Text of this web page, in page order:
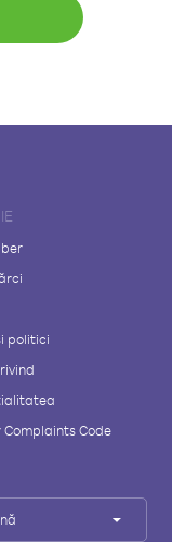
politici
Complaints Code